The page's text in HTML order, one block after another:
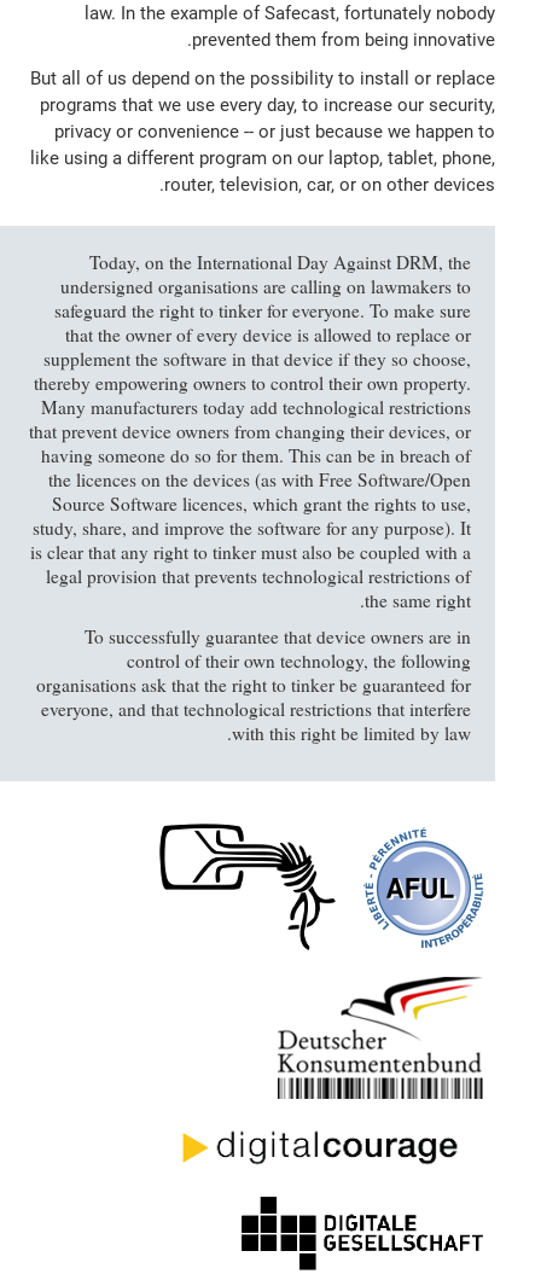
law. In the example of Safecast, fortunately nobody
prevented them from being innovative.
But all of us depend on the possibility to install or replace
programs that we use every day, to increase our security,
privacy or convenience -- or just because we happen to
like using a different program on our laptop, tablet, phone,
router, television, car, or on other devices.
Today, on the International Day Against DRM, the
undersigned organisations are calling on lawmakers to
safeguard the right to tinker for everyone. To make sure
that the owner of every device is allowed to replace or
supplement the software in that device if they so choose,
thereby empowering owners to control their own property.
Many manufacturers today add technological restrictions
that prevent device owners from changing their devices, or
having someone do so for them. This can be in breach of
the licences on the devices (as with Free Software/Open
Source Software licences, which grant the rights to use,
study, share, and improve the software for any purpose). It
is clear that any right to tinker must also be coupled with a
legal provision that prevents technological restrictions of
the same right.
To successfully guarantee that device owners are in
control of their own technology, the following
organisations ask that the right to tinker be guaranteed for
everyone, and that technological restrictions that interfere
with this right be limited by law.